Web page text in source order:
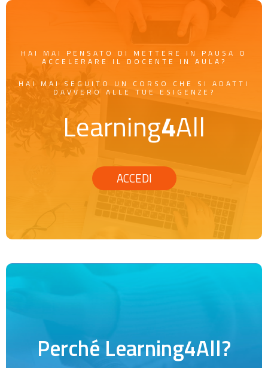
HAI MAI PENSATO DI METTERE IN PAUSA O
ACCELERARE IL DOCENTE IN AULA?
HAI MAI SEGUITO UN CORSO CHE SI ADATTI
DAVVERO ALLE TUE ESIGENZE?
Learning4All
ACCEDI
Perché Learning4All?